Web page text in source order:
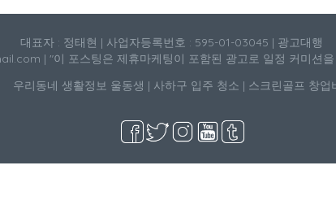
대표자 : 정태현 | 사업자등록번호 : 595-01-03045 | 광고대행
| "이 포스팅은 제휴마케팅이 포함된 광고로 일정 커미션
우리동네 생활정보 울동생 | 사하구 입주 청소 | 스크린골프 창업